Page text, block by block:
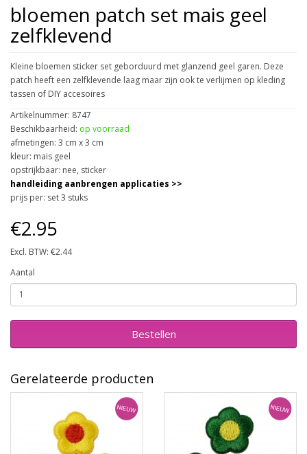
bloemen patch set mais geel
zelfklevend
Kleine bloemen sticker set geborduurd met glanzend geel garen. Deze
patch heeft een zelfklevende laag maar zijn ook te verlijmen op kleding
tassen of DIY accesoires
Artikelnummer: 8747
Beschikbaarheid: op voorraad
afmetingen: 3 cm x 3 cm
kleur: mais geel
opstrijkbaar: nee, sticker
handleiding aanbrengen applicaties >>
prijs per: set 3 stuks
€2.95
Excl. BTW: €2.44
Aantal
Bestellen
Gerelateerde producten